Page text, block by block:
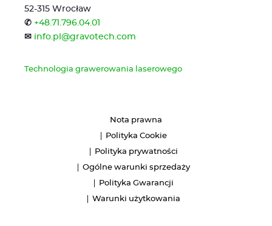
52-315 Wrocław
✆ +48.71.796.04.01
✉ info.pl@gravotech.com
Technologia grawerowania laserowego
Nota prawna
Polityka Cookie
Polityka prywatności
Ogólne warunki sprzedaży
Polityka Gwarancji
Warunki użytkowania